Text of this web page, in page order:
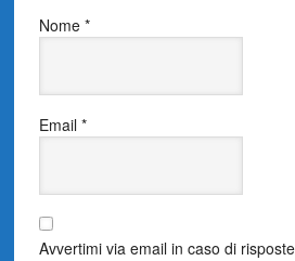
Nome *
Email *
Avvertimi via email in caso di